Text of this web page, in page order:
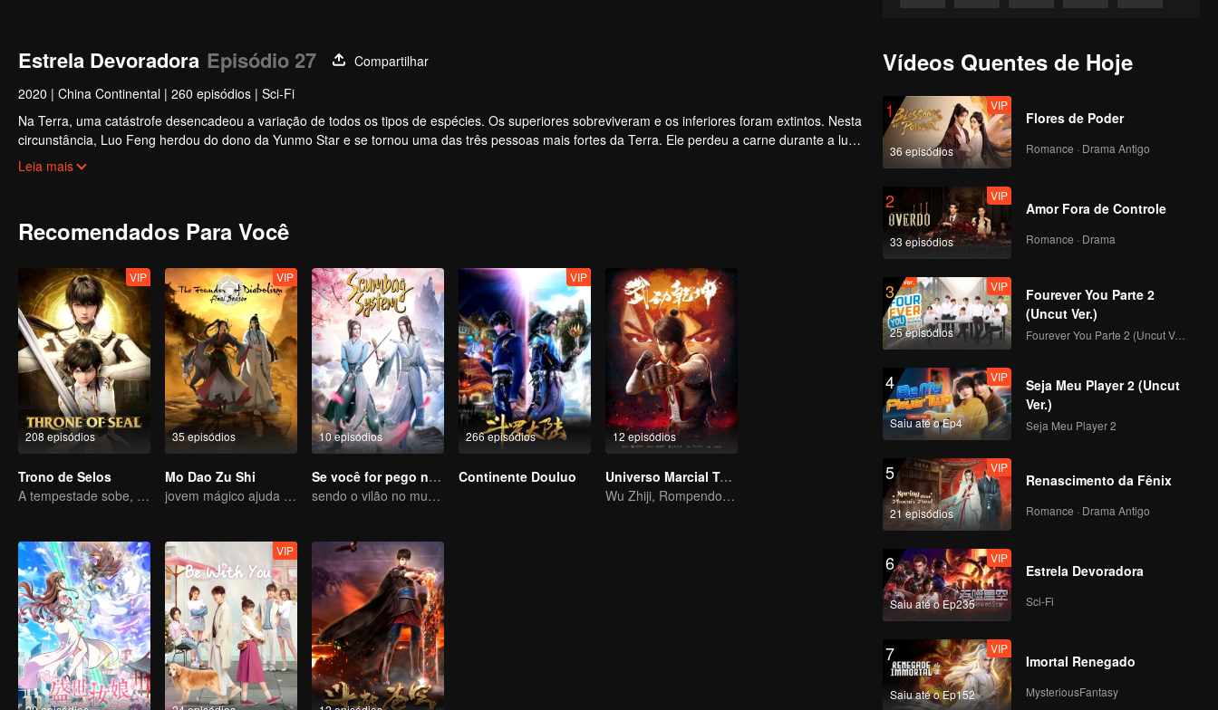
26 27
Estrela Devoradora Episódio 27
Compartilhar
2020 | China Continental | 260 episódios | Sci-Fi
Na Terra, uma catástrofe desencadeou a variação de todos os tipos de espécies. Os superiores sobreviveram e os inferiores foram extintos. Nesta
circunstância, Luo Feng herdou do dono da Yunmo Star e se tornou uma das três pessoas mais fortes da Terra. Ele perdeu a carne durante a luta
contra o monstro gigante engolido, mas depois tomou a carne do monstro. Na carne, ele desenvolveu um corpo humano. Mais tarde, ele saiu da
Leia mais
Recomendados Para Você
208 episódios
VIP
Trono de Selos
A tempestade sobe, o trono cai
35 episódios
VIP
Mo Dao Zu Shi
jovem mágico ajuda os povos
10 episódios
Se você for pego no livro
sendo o vilão no mundo do livro
266 episódios
VIP
Continente Douluo
12 episódios
Universo Marcial Temporada 1
Wu Zhiji, Rompendo o Céu, Movendo o Céu e a Terra
VIP
Vídeos Quentes de Hoje
1
36 episódios
VIP
Flores de Poder
Romance · Drama Antigo
2
33 episódios
VIP
Amor Fora de Controle
Romance · Drama
3
25 episódios
VIP
Fourever You Parte 2
(Uncut Ver.)
Fourever You Parte 2 (Uncut Ver.)
4
Saiu até o Ep4
VIP
Seja Meu Player 2 (Uncut
Ver.)
Seja Meu Player 2
5
21 episódios
VIP
Renascimento da Fênix
Romance · Drama Antigo
6
Saiu até o Ep235
VIP
Estrela Devoradora
Sci-Fi
7
Saiu até o Ep152
VIP
Imortal Renegado
MysteriousFantasy